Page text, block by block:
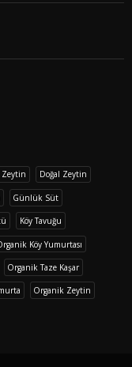
Zeytin Doğal Zeytin
Günlük Süt
Köy Tavuğu
Köy Yumurtası
Organik Taze Kaşar
Organik Zeytin